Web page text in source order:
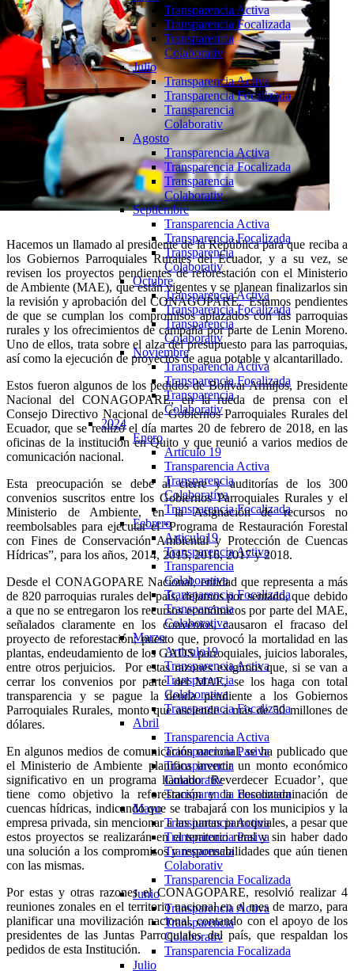
Transparencia Activa
Transparencia Focalizada
Transparencia
Colaborativ
Julio
Transparencia Activa
Transparencia Focalizada
Transparencia
Colaborativ
Agosto
Transparencia Activa
Transparencia Focalizada
Transparencia
Colaborativ
Septiembre
Transparencia Activa
Transparencia Focalizada
Transparencia
Colaborativ
Octubre
Transparencia Activa
Transparencia Focalizada
Transparencia
Colaborativ
Noviembre
Transparencia Activa
Transparencia Focalizada
Transparencia
Colaborativ
2024
Enero
Articulo 19
Transparencia Activa
Transparencia
Colaborativa
Transparencia Focalizada
Febrero
Articulo19
Transparencia Activa
Transparencia
Colaborativa
Transparencia Focalizada
Transparencia
Colaborativa
Marzo
Articulo19
Transparencia Activa
Transparencia
Colaborativa
Transparencia Focalizada
Abril
Transparencia Activa
Transparencia Pasiva
Transparencia
Colaborativ
Transparencia Focalizada
Mayo
Transparencia Activa
Transparencia Pasiva
Transparencia
Colaborativ
Transparencia Focalizada
Junio
Transparencia Activa
Transparencia
Colaborativ
Transparencia Focalizada
Julio
Hacemos un llamado al presidente de la República para que reciba a
los Gobiernos Parroquiales Rurales del Ecuador, y a su vez, se
revisen los proyectos pendientes de reforestación con el Ministerio
de Ambiente (MAE), que están vigentes y se planean finalizarlos sin
la revisión y aprobación del CONAGOPARE. Estamos pendientes
de que se cumplan los compromisos aplazados con las parroquias
rurales y los ofrecimientos de campaña por parte de Lenin Moreno.
Uno de ellos, trata sobre el alza del presupuesto para las parroquias,
así como la ejecución de proyectos de agua potable y alcantarillado.
Estos fueron algunos de los pedidos de Bolívar Armijos, Presidente
Nacional del CONAGOPARE, en la rueda de prensa con el
Consejo Directivo Nacional de Gobiernos Parroquiales Rurales del
Ecuador, que se realizó el día martes 20 de febrero de 2018, en las
oficinas de la institución en Quito y que reunió a varios medios de
comunicación nacional.
Esta preocupación se debe al cierre y auditorías de los 300
convenios suscritos entre los Gobiernos Parroquiales Rurales y el
Ministerio de Ambiente, en la Asignación de recursos no
reembolsables para ejecutar el “Programa de Restauración Forestal
con Fines de Conservación Ambiental y Protección de Cuencas
Hídricas”, para los años, 2014, 2015, 2016, 2017 y 2018.
Desde el CONAGOPARE Nacional, entidad que representa a más
de 820 parroquias rurales del país, dejamos por sentado, que debido
a que no se entregaron los recursos económicos por parte del MAE,
señalados claramente en los convenios, causaron el fracaso del
proyecto de reforestación; puesto que, provocó la mortalidad en las
plantas, endeudamiento de los GADS parroquiales, juicios laborales,
entre otros perjuicios. Por estas razones exigimos que, si se van a
cerrar los convenios por parte del MAE, se los haga con total
transparencia y se pague la deuda pendiente a los Gobiernos
Parroquiales Rurales, monto que asciende a más de 50 millones de
dólares.
En algunos medios de comunicación nacional, se ha publicado que
el Ministerio de Ambiente planifica invertir un monto económico
significativo en un programa llamado ‘Reverdecer Ecuador’, que
tiene como objetivo la reforestación y la descontaminación de
cuencas hídricas, indicando que se trabajará con los municipios y la
empresa privada, sin mencionar a las juntas parroquiales, a pesar que
estos proyectos se realizarán en el territorio rural y sin haber dado
una solución a los compromisos y responsabilidades que aún tienen
con las mismas.
Por estas y otras razones el CONAGOPARE, resolvió realizar 4
reuniones zonales en el territorio nacional en el mes de marzo, para
planificar una movilización nacional, contando con el apoyo de los
presidentes de las Juntas Parroquiales del país, que respaldan los
pedidos de esta Institución.